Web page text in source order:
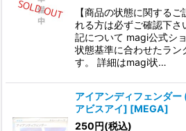
【商品の状態に関する
れる方は必ずご確認下
記について magi公式シ
状態基準に合わせたラン
す。 詳細はmagi状…
アイアンディフェンダ
アビスアイ] [MEGA]
250円(税込)